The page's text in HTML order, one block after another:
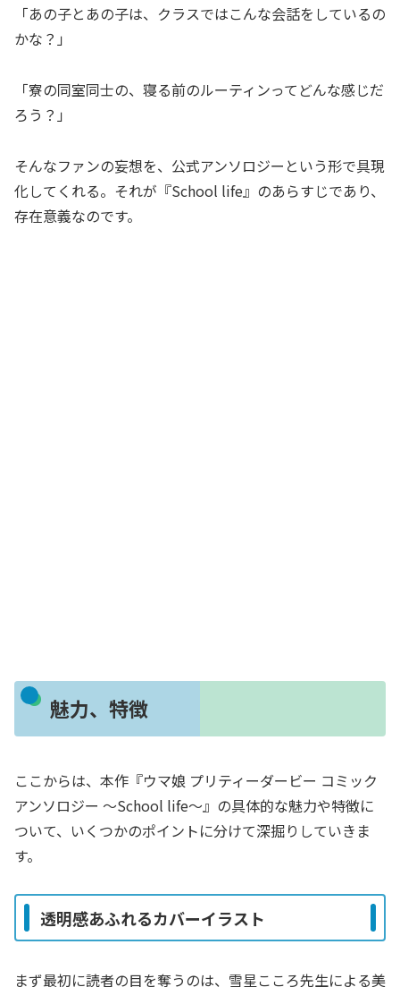
「あの子とあの子は、クラスではこんな会話をしているの
かな？」
「寮の同室同士の、寝る前のルーティンってどんな感じだ
ろう？」
そんなファンの妄想を、公式アンソロジーという形で具現
化してくれる。それが『School life』のあらすじであり、
存在意義なのです。
魅力、特徴
ここからは、本作『ウマ娘 プリティーダービー コミック
アンソロジー ～School life～』の具体的な魅力や特徴に
ついて、いくつかのポイントに分けて深掘りしていきま
す。
透明感あふれるカバーイラスト
まず最初に読者の目を奪うのは、雪星こころ先生による美